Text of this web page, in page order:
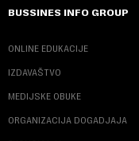
BUSSINES INFO GROUP
ONLINE EDUKACIJE
IZDAVAŠTVO
MEDIJSKE OBUKE
ORGANIZACIJA DOGADJAJA